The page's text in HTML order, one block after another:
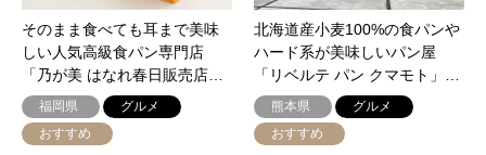
そのまま食べても耳まで美味
しい人気高級食パン専門店
「乃が美 はなれ春日販売店…
福岡県
グルメ
おすすめ
北海道産小麦100%の食パンや
ハード系が美味しいパン屋
「リベルテ パン クマモト」…
熊本県
グルメ
おすすめ